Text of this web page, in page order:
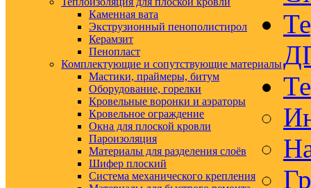
Каменная вата
Экструзионный пенополистирол
Керамзит
Пенопласт
Комплектующие и сопутствующие материалы
Мастики, праймеры, битум
Оборудование, горелки
Кровельные воронки и аэраторы
Кровельное ограждение
Окна для плоской кровли
Пароизоляция
Материалы для разделения слоёв
Шифер плоский
Система механического крепления